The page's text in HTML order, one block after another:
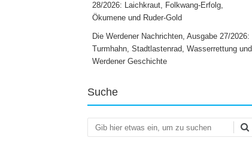
28/2026: Laichkraut, Folkwang-Erfolg,
Ökumene und Ruder-Gold
Die Werdener Nachrichten, Ausgabe 27/2026:
Turmhahn, Stadtlastenrad, Wasserrettung und
Werdener Geschichte
Suche
Suchen